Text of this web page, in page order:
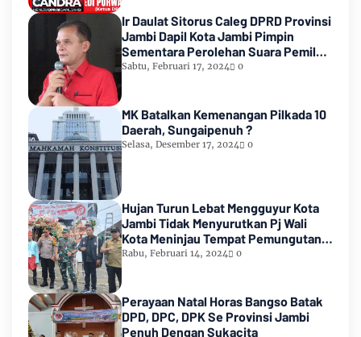
Ir Daulat Sitorus Caleg DPRD Provinsi
Jambi Dapil Kota Jambi Pimpin
Sementara Perolehan Suara Pemilu
2024
Sabtu, Februari 17, 2024 0
MK Batalkan Kemenangan Pilkada 10
Daerah, Sungaipenuh ?
Selasa, Desember 17, 2024 0
Hujan Turun Lebat Mengguyur Kota
Jambi Tidak Menyurutkan Pj Wali
Kota Meninjau Tempat Pemungutan
Suara Pemilu 2024
Rabu, Februari 14, 2024 0
Perayaan Natal Horas Bangso Batak
DPD, DPC, DPK Se Provinsi Jambi
Penuh Dengan Sukacita